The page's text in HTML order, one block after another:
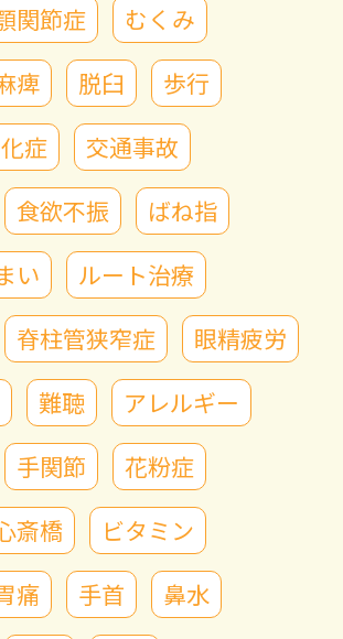
関節症
むくみ
痺 脱臼
歩行
症
交通事故
食欲不振
ばね指
い
ルート治療
脊柱管狭窄症
眼精疲労
難聴
アレルギー
手関節
花粉症
斎橋
ビタミン
痛 手首
鼻水